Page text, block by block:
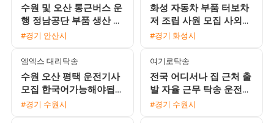
수원 및 오산 통근버스 운
행 정남공단 부품 생산 조
립 검사 모집
#경기 안산시
화성 자동차 부품 터보차
저 조립 사원 모집 사외기
숙사 가능 자차 필수
#경기 화성시
엠엑스 대리탁송
수원 오산 평택 운전기사
모집 한국어가능해야됩니
다
#경기 수원시
여기로탁송
전국 어디서나 집 근처 출
발 자율 근무 탁송 운전기
사 모집 초보 및 외국인
#경기 수원시